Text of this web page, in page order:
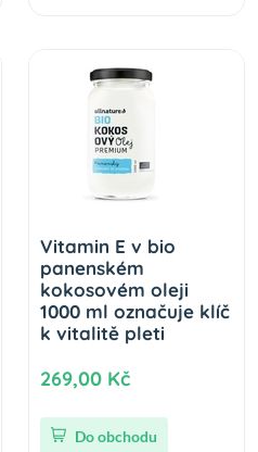
Vitamin E v bio
panenském
kokosovém oleji
1000 ml označuje klíč
k vitalitě pleti
269,00 Kč
Do obchodu